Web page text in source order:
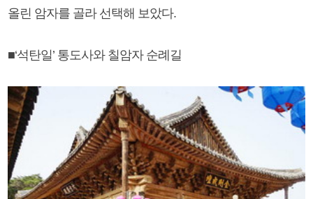
올린 암자를 골라 선택해 보았다.
■‘석탄일’ 통도사와 칠암자 순례길